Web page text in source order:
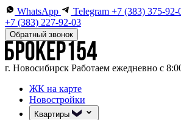
WhatsApp Telegram +7 (383) 375-92-
+7 (383) 227-92-03
Обратный звонок
г. Новосибирск Работаем ежедневно с
ЖК на карте
Новостройки
Квартиры